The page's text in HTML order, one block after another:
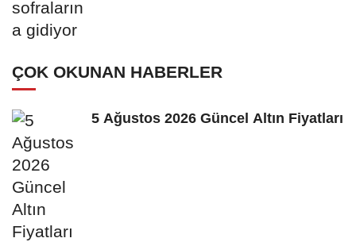
ÇOK OKUNAN HABERLER
5 Ağustos 2026 Güncel Altın Fiyatları